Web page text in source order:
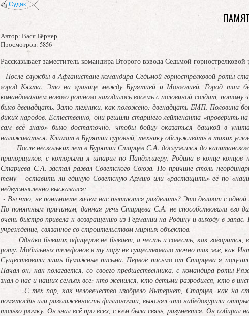
Судак
Автор: Вася Бёрнер
Просмотров: 5856
Рассказывает заместитель командира Второго взвода Седьмой
- После службы в Афганистане командира Седьмой горнострелковой роты
город Кяхта. Это на границе между Бурятией и Монголией. Город там
командованием нового ротного находилось восемь с половиной солдат,
было двенадцать. Зато техники, как положено: двенадцать БМП. Половина
диких народов. Естественно, они решили старшего лейтенанта
сам всё знаю» было достаточно, чтобы бойцу оказаться башкой в
налаживаться. Климат в Бурятии суровый, технику обслуживать в таких
После нескольких лет в Бурятии Старцев С.А. дослужился до
прапорщиков, с которыми я шпарил по Панджшеру, Родина в конце
Старцева С.А. застал развал Советского Союза. По причине столь
тему – оставить ли единую Советскую Армию или «растащить» её по
недвусмысленно высказался:
- Вы что, не понимаете зачем нас пытаются разделить? Это делают с одной
По понятным причинам, данная речь Старцева С.А. не способствовала его
очень быстро привела к возвращению из Германии на Родину и выходу в
учреждение, связанное со строительством мирных объектов.
Однако бывших офицеров не бывает, а честь и совесть, как говорится,
роту. Мобильных телефонов в ту пору не существовало точно так же, как
Существовали лишь бумажные письма. Первое письмо от Старцева я
Начал он, как полагается, со своего предшественника, с командира роты
знал о нас и наших семьях всё: кто женился, кто детьми разродился, кто в
С тех пор, как человечество изобрело Интернет, Старцев, как на
помятость или разглаженность физиономии, выяснял что набедокурили
только рюмку. Он знал всё про всех, с кем была связь, разумеется. Он собирал